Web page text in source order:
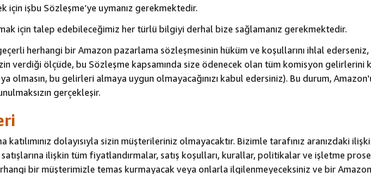
için işbu Sözleşme’ye uymanız gerekmektedir.
için talep edebileceğimiz her türlü bilgiyi derhal bize sağlamanız gerekmektedir.
herhangi bir Amazon pazarlama sözleşmesinin hüküm ve koşullarını ihlal
verdiği ölçüde, bu Sözleşme kapsamında size ödenecek olan tüm komisyon gelirlerini
olmasın, bu gelirleri almaya uygun olmayacağınızı kabul edersiniz). Bu durum,
gerçekleşir.
katılımınız dolayısıyla sizin müşterileriniz olmayacaktır. Bizimle tarafınız aranızdaki
ilişkin tüm fiyatlandırmalar, satış koşulları, kurallar, politikalar ve işletme
bir müşterimizle temas kurmayacak veya onlarla ilgilenmeyeceksiniz ve bir